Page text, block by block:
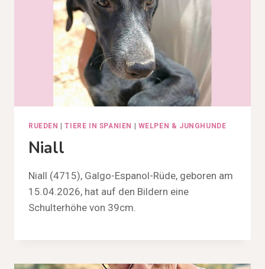
RUEDEN |TIERE IN SPANIEN WELPEN & JUNGHUNDE
Niall
Niall (4715), Galgo-Espanol-Rüde, geboren am
15.04.2026, hat auf den Bildern eine
Schulterhöhe von 39cm.